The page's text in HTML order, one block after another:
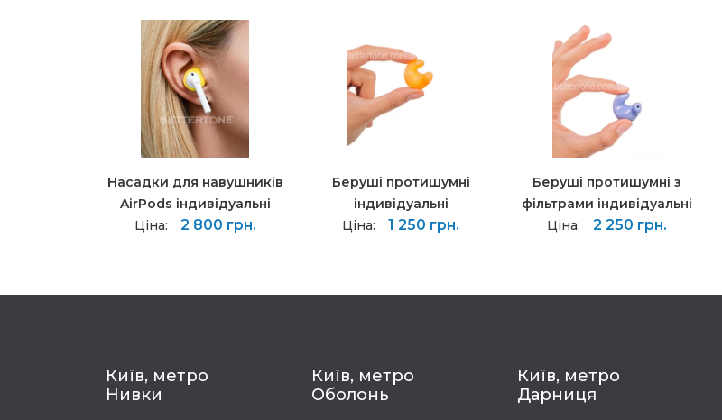
Насадки для навушників
AirPods індивідуальні
Ціна:
2 800 грн.
Беруші протишумні
індивідуальні
Ціна:
1 250 грн.
Беруші протишумні з
фільтрами індивідуальні
Ціна:
2 250 грн.
Київ, метро
Нивки
Київ, метро
Оболонь
Київ, метро
Дарниця